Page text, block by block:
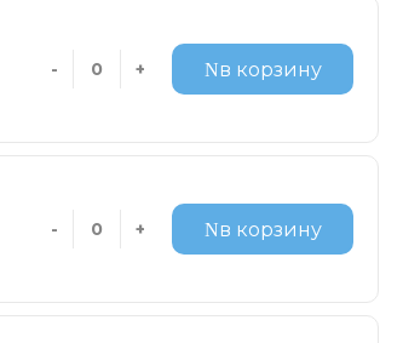
- + в корзину
- + в корзину